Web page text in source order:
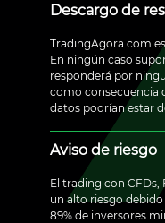
Descargo de
TradingAgora.com
En ningún caso
responderá por
como consecuencia
datos podrían estar
Aviso de riesgo
El trading con
un alto riesgo
89% de inversores